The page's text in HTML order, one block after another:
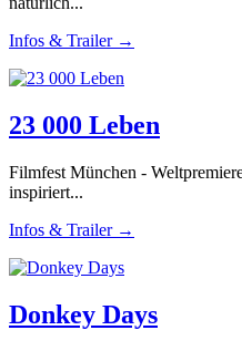
Infos & Trailer →
23 000 Leben
Filmfest München -
inspiriert...
Infos & Trailer →
Donkey Days